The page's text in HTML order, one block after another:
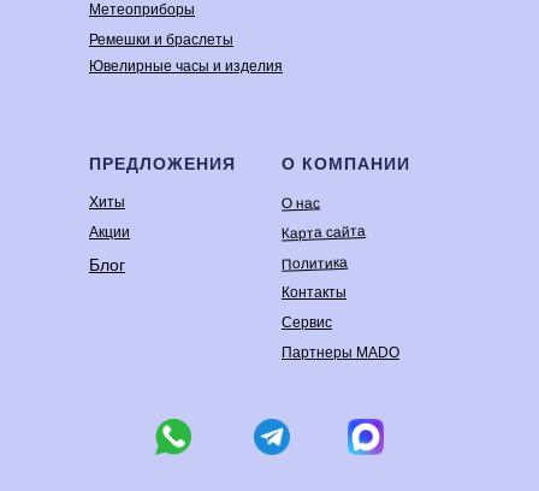
Метеоприборы
Ремешки и браслеты
Ювелирные часы и изделия
ПРЕДЛОЖЕНИЯ
Хиты
Акции
Блог
О КОМПАНИИ
О нас
Карта сайта
Политика
Контакты
Сервис
Партнеры MADO